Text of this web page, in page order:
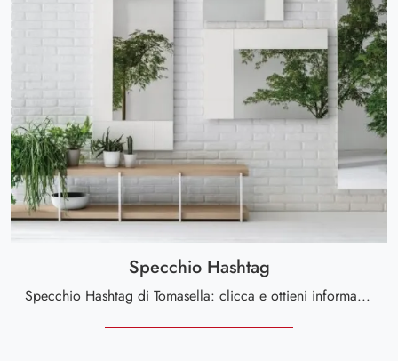
Specchio Hashtag
Specchio Hashtag di Tomasella: clicca e ottieni informazioni sui Complementi e specchi moderni in melaminico del noto e rinomato brand!